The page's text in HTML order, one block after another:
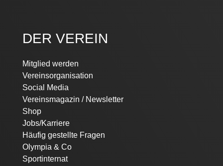
DER VEREIN
Navigation
überspringen
Mitglied werden
Vereinsorganisation
Social Media
Vereinsmagazin / Newsletter
Shop
Jobs/Karriere
Häufig gestellte Fragen
Olympia & Co
Sportinternat